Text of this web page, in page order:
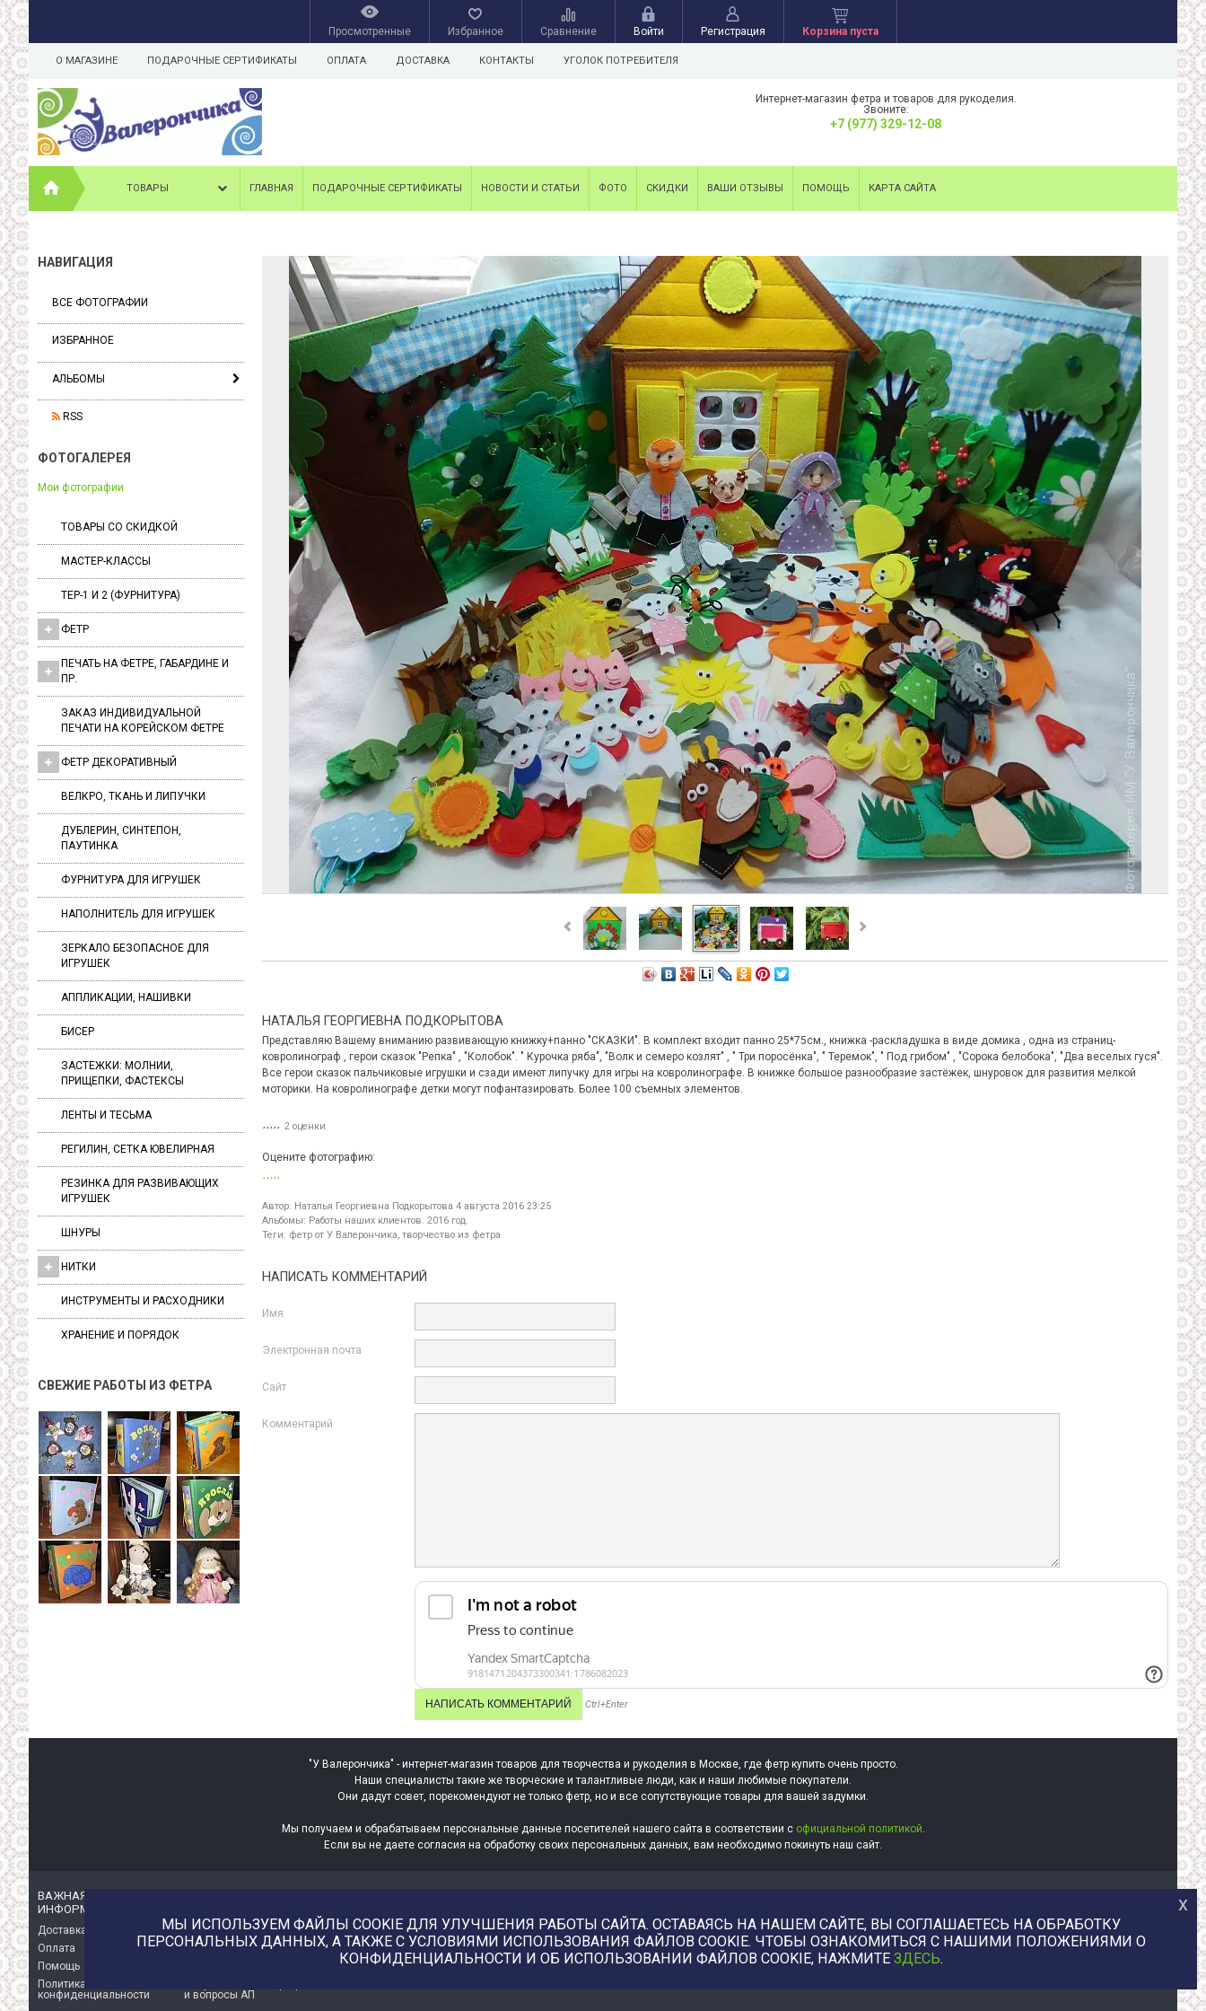
Просмотренные Избранное Сравнение Войти Регистрация Корзина пуста
О МАГАЗИНЕ ПОДАРОЧНЫЕ СЕРТИФИКАТЫ ОПЛАТА ДОСТАВКА КОНТАКТЫ УГОЛОК ПОТРЕБИТЕЛЯ
Интернет-магазин фетра и товаров для рукоделия.
Звоните:
+7 (977) 329-12-08
ТОВАРЫ ГЛАВНАЯ ПОДАРОЧНЫЕ СЕРТИФИКАТЫ НОВОСТИ И СТАТЬИ ФОТО СКИДКИ ВАШИ ОТЗЫВЫ ПОМОЩЬ КАРТА САЙТА
НАВИГАЦИЯ
ВСЕ ФОТОГРАФИИ
ИЗБРАННОЕ
АЛЬБОМЫ
RSS
ФОТОГАЛЕРЕЯ
Мои фотографии
ТОВАРЫ СО СКИДКОЙ
МАСТЕР-КЛАССЫ
ТЕР-1 И 2 (ФУРНИТУРА)
ФЕТР
ПЕЧАТЬ НА ФЕТРЕ, ГАБАРДИНЕ И
ПР.
ЗАКАЗ ИНДИВИДУАЛЬНОЙ
ПЕЧАТИ НА КОРЕЙСКОМ ФЕТРЕ
ФЕТР ДЕКОРАТИВНЫЙ
ВЕЛКРО, ТКАНЬ И ЛИПУЧКИ
ДУБЛЕРИН, СИНТЕПОН,
ПАУТИНКА
ФУРНИТУРА ДЛЯ ИГРУШЕК
НАПОЛНИТЕЛЬ ДЛЯ ИГРУШЕК
ЗЕРКАЛО БЕЗОПАСНОЕ ДЛЯ
ИГРУШЕК
АППЛИКАЦИИ, НАШИВКИ
БИСЕР
ЗАСТЕЖКИ: МОЛНИИ,
ПРИЩЕПКИ, ФАСТЕКСЫ
ЛЕНТЫ И ТЕСЬМА
РЕГИЛИН, СЕТКА ЮВЕЛИРНАЯ
РЕЗИНКА ДЛЯ РАЗВИВАЮЩИХ
ИГРУШЕК
ШНУРЫ
НИТКИ
ИНСТРУМЕНТЫ И РАСХОДНИКИ
ХРАНЕНИЕ И ПОРЯДОК
СВЕЖИЕ РАБОТЫ ИЗ ФЕТРА
НАТАЛЬЯ ГЕОРГИЕВНА ПОДКОРЫТОВА
Представляю Вашему вниманию развивающую книжку+панно "СКАЗКИ". В комплект входит панно 25*75см., книжка -раскладушка в виде домика , одна из страниц-
ковролинограф , герои сказок "Репка" , "Колобок". " Курочка ряба", "Волк и семеро козлят" , " Три поросёнка", " Теремок", " Под грибом" , "Сорока белобока", "Два веселых гуся".
Все герои сказок пальчиковые игрушки и сзади имеют липучку для игры на ковролинографе. В книжке большое разнообразие застёжек, шнуровок для развития мелкой
моторики. На ковролинографе детки могут пофантазировать. Более 100 съемных элементов.
2 оценки
Оцените фотографию:
Автор: Наталья Георгиевна Подкорытова 4 августа 2016 23:25
Альбомы: Работы наших клиентов. 2016 год.
Теги: фетр от У Валерончика, творчество из фетра
НАПИСАТЬ КОММЕНТАРИЙ
Имя
Электронная почта
Сайт
Комментарий
Ctrl+Enter
"У Валерончика" - интернет-магазин товаров для творчества и рукоделия в Москве, где фетр купить очень просто.
Наши специалисты такие же творческие и талантливые люди, как и наши любимые покупатели.
Они дадут совет, порекомендуют не только фетр, но и все сопутствующие товары для вашей задумки.
Мы получаем и обрабатываем персональные данные посетителей нашего сайта в соответствии с официальной политикой.
Если вы не даете согласия на обработку своих персональных данных, вам необходимо покинуть наш сайт.
ВАЖНАЯ
ИНФОРМАЦИЯ
Доставка
Оплата
Помощь
Политика
конфиденциальности
О магазине
Немного о нас!
и вопросы АП
info@uvaleronchika.ru
2013 © У Валерончика, 2026
Купить фотографии, иллюстрации, любой цифровой товар напрямую от авторов. Маркетплей
х
МЫ ИСПОЛЬЗУЕМ ФАЙЛЫ COOKIE ДЛЯ УЛУЧШЕНИЯ РАБОТЫ САЙТА. ОСТАВАЯСЬ НА НАШЕМ САЙТЕ, ВЫ СОГЛАШАЕТЕСЬ НА ОБРАБОТКУ
ПЕРСОНАЛЬНЫХ ДАННЫХ, А ТАКЖЕ С УСЛОВИЯМИ ИСПОЛЬЗОВАНИЯ ФАЙЛОВ COOKIE. ЧТОБЫ ОЗНАКОМИТЬСЯ С НАШИМИ ПОЛОЖЕНИЯМИ О
КОНФИДЕНЦИАЛЬНОСТИ И ОБ ИСПОЛЬЗОВАНИИ ФАЙЛОВ COOKIE, НАЖМИТЕ ЗДЕСЬ.